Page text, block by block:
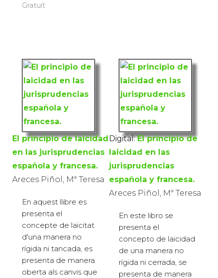
Gratuït
El principio de laicidad
en las jurisprudencias
española y francesa.
Areces Piñol, Mª Teresa
En aquest llibre es
presenta el
concepte de laïcitat
d'una manera no
rígida ni tancada, es
presenta de manera
oberta als canvis que
Digital: El principio de
laicidad en las
jurisprudencias
española y francesa.
Areces Piñol, Mª Teresa
En este libro se
presenta el
concepto de laicidad
de una manera no
rígida ni cerrada, se
presenta de manera